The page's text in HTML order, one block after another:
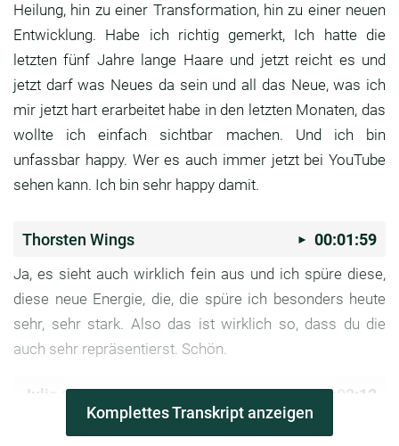
Heilung, hin zu einer Transformation, hin zu einer neuen
Entwicklung. Habe ich richtig gemerkt, Ich hatte die
letzten fünf Jahre lange Haare und jetzt reicht es und
jetzt darf was Neues da sein und all das Neue, was ich
mir jetzt hart erarbeitet habe in den letzten Monaten, das
wollte ich einfach sichtbar
machen. Und ich bin
unfassbar happy. Wer es auch immer jetzt bei YouTube
sehen kann. Ich bin sehr happy damit.
Thorsten Wings 00:01:59
Ja, es sieht auch wirklich fein aus und ich spüre diese,
diese neue Energie, die, die spüre ich besonders heute
sehr, sehr stark. Also das ist wirklich so, dass du die
auch sehr repräsentierst. Schön.
Julia Christine Hackl 00:02:12
Komplettes Transkript anzeigen